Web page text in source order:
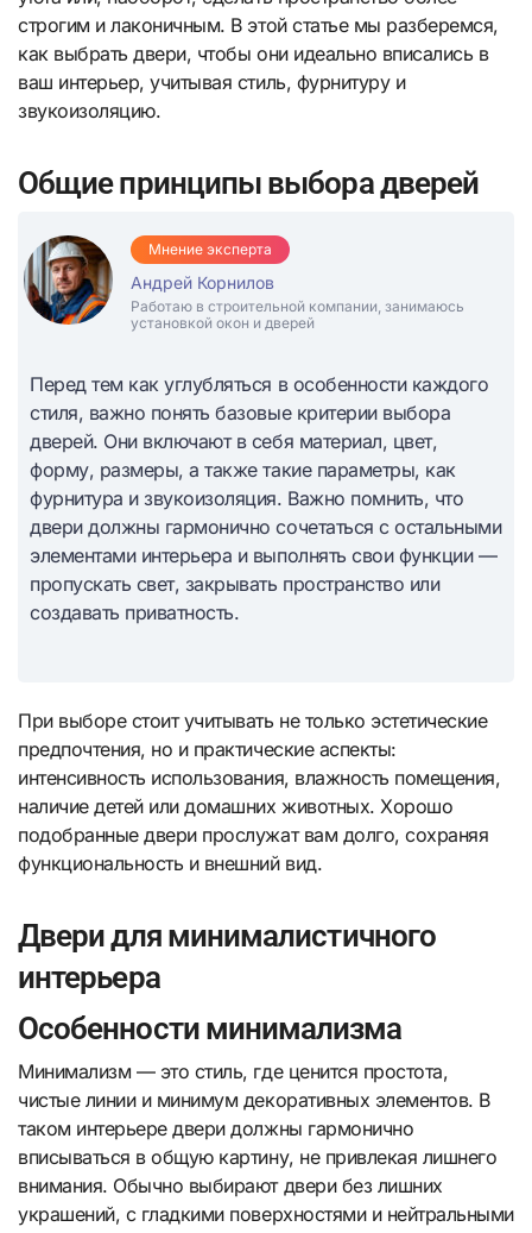
строгим и лаконичным. В этой статье мы разберемся,
как выбрать двери, чтобы они идеально вписались в
ваш интерьер, учитывая стиль, фурнитуру и
звукоизоляцию.
Общие принципы выбора дверей
Мнение эксперта
Андрей Корнилов
Работаю в строительной компании, занимаюсь
установкой окон и дверей
Перед тем как углубляться в особенности каждого
стиля, важно понять базовые критерии выбора
дверей. Они включают в себя материал, цвет,
форму, размеры, а также такие параметры, как
фурнитура и звукоизоляция. Важно помнить, что
двери должны гармонично сочетаться с остальными
элементами интерьера и выполнять свои функции —
пропускать свет, закрывать пространство или
создавать приватность.
При выборе стоит учитывать не только эстетические
предпочтения, но и практические аспекты:
интенсивность использования, влажность помещения,
наличие детей или домашних животных. Хорошо
подобранные двери прослужат вам долго, сохраняя
функциональность и внешний вид.
Двери для минималистичного
интерьера
Особенности минимализма
Минимализм — это стиль, где ценится простота,
чистые линии и минимум декоративных элементов. В
таком интерьере двери должны гармонично
вписываться в общую картину, не привлекая лишнего
внимания. Обычно выбирают двери без лишних
украшений, с гладкими поверхностями и нейтральными